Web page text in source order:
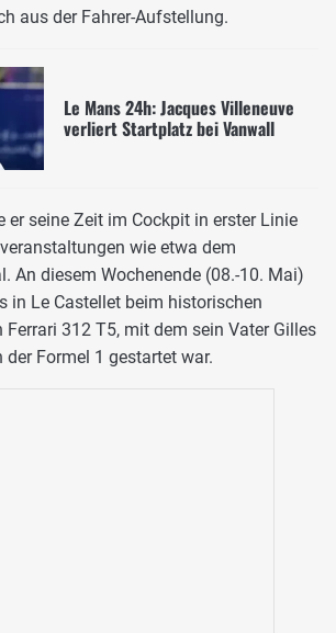
aus der Fahrer-Aufstellung.
Le Mans 24h: Jacques Villeneuve
verliert Startplatz bei Vanwall
er seine Zeit im Cockpit in erster Linie
wie etwa dem
An diesem Wochenende (08.-10. Mai)
in Le Castellet beim historischen
Ferrari 312 T5, mit dem sein Vater Gilles
Formel 1 gestartet war.